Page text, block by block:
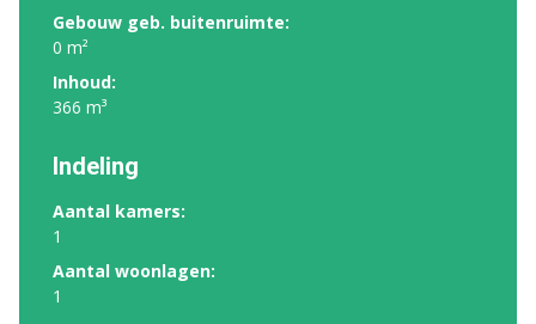
Gebouw geb. buitenruimte:
0 m²
Inhoud:
366 m³
Indeling
Aantal kamers:
1
Aantal woonlagen:
1